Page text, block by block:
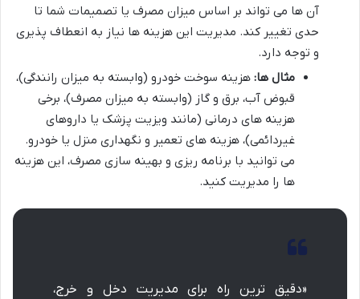
آن ها می تواند بر اساس میزان مصرف یا تصمیمات شما تا
حدی تغییر کند. مدیریت این هزینه ها نیاز به انعطاف پذیری
و توجه دارد.
مثال ها: هزینه سوخت خودرو (وابسته به میزان رانندگی)،
قبوض آب، برق و گاز (وابسته به میزان مصرف)، برخی
هزینه های درمانی (مانند ویزیت پزشک یا داروهای
غیردائمی)، هزینه های تعمیر و نگهداری منزل یا خودرو.
می توانید با برنامه ریزی و بهینه سازی مصرف، این هزینه
ها را مدیریت کنید.
«دقیق ترین راه برای مدیریت دخل و خرج،